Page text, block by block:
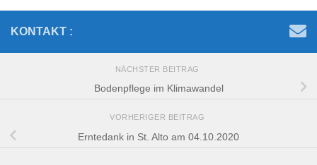
KONTAKT :
NÄCHSTER BEITRAG
Bodenpflege im Klimawandel
VORHERIGER BEITRAG
Erntedank in St. Alto am 04.10.2020